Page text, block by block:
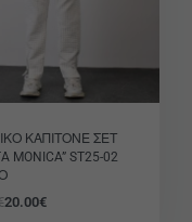
ΚΑΠΙΤΟΝΕ ΣΕΤ
MONICA” ST25-02
20.00€